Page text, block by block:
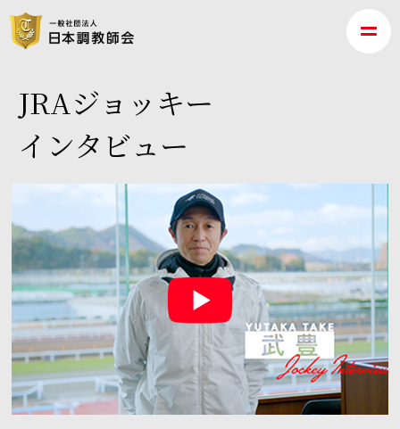
JRAジョッキー
インタビュー